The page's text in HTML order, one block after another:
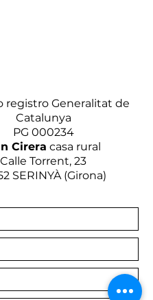
registro Generalitat de
Catalunya
PG 000234
Cirera casa rural
Calle Torrent, 23
SERINYÀ (Girona)